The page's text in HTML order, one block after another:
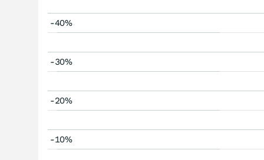
-40%
-30%
-20%
-10%